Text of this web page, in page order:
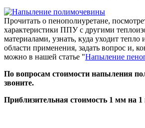
Прочитать о пенополиуретане,
характеристики ППУ с другими
материалами, узнать, куда уходит тепло
области применения, задать вопрос и,
можно в нашей статье "Напыление
По вопросам стоимости напыления
звоните.
Приблизительная стоимость 1 мм на 1